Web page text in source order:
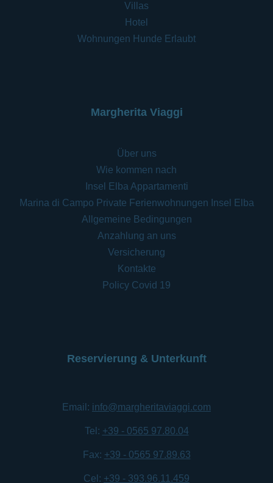
Villas
Hotel
Wohnungen Hunde Erlaubt
Margherita Viaggi
Über uns
Wie kommen nach
Insel Elba Appartamenti
Marina di Campo Private Ferienwohnungen Insel Elba
Allgemeine Bedingungen
Anzahlung an uns
Versicherung
Kontakte
Policy Covid 19
Reservierung & Unterkunft
Email: info@margheritaviaggi.com
Tel: +39 - 0565 97.80.04
Fax: +39 - 0565 97.89.63
Cel: +39 - 393.96.11.459